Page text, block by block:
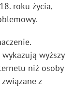
roku życia,
wykazują wyższy
niż osoby
z